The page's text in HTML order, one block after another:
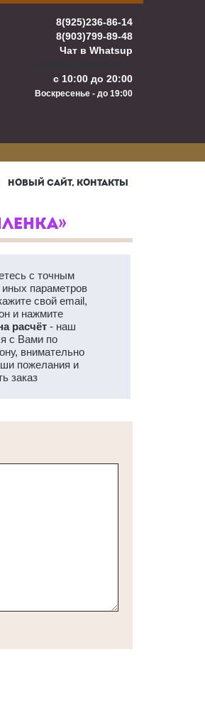
8(925)236-86-14
8(903)799-89-48
Чат в Whatsup
с 10:00 до 20:00
Воскресенье - до 19:00
НОВЫЙ САЙТ, КОНТАКТЫ
с точным
параметров
свой email,
и нажмите
расчёт- наш
с Вами по
внимательно
пожелания и
заказ